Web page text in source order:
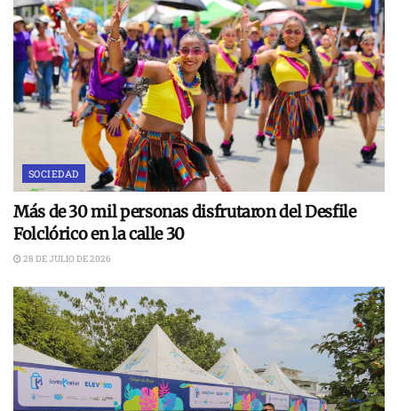
SOCIEDAD
Más de 30 mil personas disfrutaron del Desfile
Folclórico en la calle 30
28 DE JULIO DE 2026